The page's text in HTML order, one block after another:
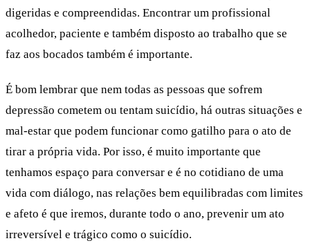
digeridas e compreendidas. Encontrar um profissional
acolhedor, paciente e também disposto ao trabalho que se
faz aos bocados também é importante.
É bom lembrar que nem todas as pessoas que sofrem
depressão cometem ou tentam suicídio, há outras situações e
mal-estar que podem funcionar como gatilho para o ato de
tirar a própria vida. Por isso, é muito importante que
tenhamos espaço para conversar e é no cotidiano de uma
vida com diálogo, nas relações bem equilibradas com limites
e afeto é que iremos, durante todo o ano, prevenir um ato
irreversível e trágico como o suicídio.